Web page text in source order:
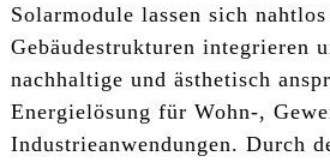
Solarmodule lassen sich
Gebäudestrukturen integrieren
nachhaltige und ästhetisch
Energielösung für Wohn-,
Industrieanwendungen. Durch